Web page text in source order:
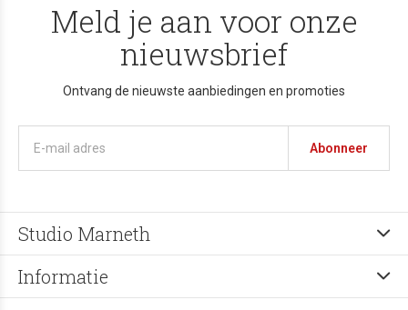
Meld je aan voor onze
nieuwsbrief
Ontvang de nieuwste aanbiedingen en promoties
Abonneer
Studio Marneth
Informatie